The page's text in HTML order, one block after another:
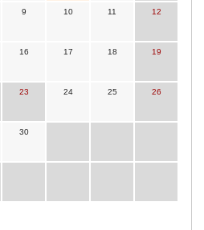
9 10 11 12
16 17 18 19
23 24 25 26
30